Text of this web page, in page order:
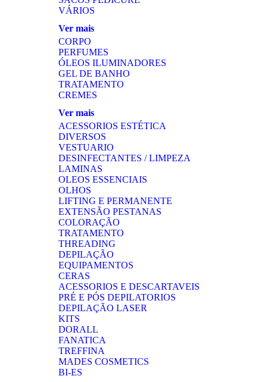
VÁRIOS
Ver mais
CORPO
PERFUMES
ÓLEOS ILUMINADORES
GEL DE BANHO
TRATAMENTO
CREMES
Ver mais
ACESSORIOS ESTÉTICA
DIVERSOS
VESTUARIO
DESINFECTANTES / LIMPEZA
LAMINAS
OLEOS ESSENCIAIS
OLHOS
LIFTING E PERMANENTE
EXTENSÃO PESTANAS
COLORAÇÃO
TRATAMENTO
THREADING
DEPILAÇÃO
EQUIPAMENTOS
CERAS
ACESSORIOS E DESCARTAVEIS
PRÉ E PÓS DEPILATORIOS
DEPILAÇÃO LASER
KITS
DORALL
FANATICA
TREFFINA
MADES COSMETICS
BI-ES